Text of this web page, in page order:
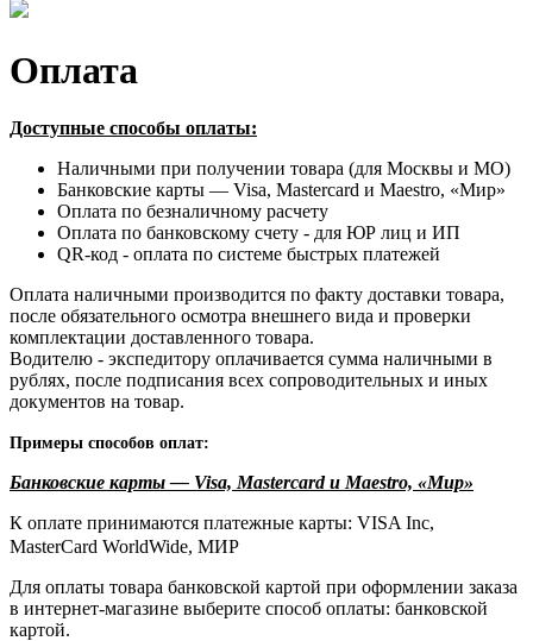
Оплата
Доступные способы оплаты:
Наличными при получении товара (для Москвы и МО)
Банковские карты — Visa, Mastercard и Maestro, «Мир»
Оплата по безналичному расчету
Оплата по банковскому счету - для ЮР лиц и ИП
QR-код - оплата по системе быстрых платежей
Оплата наличными производится по факту доставки товара,
после обязательного осмотра внешнего вида и проверки
комплектации доставленного товара.
Водителю - экспедитору оплачивается сумма наличными в
рублях, после подписания всех сопроводительных и иных
документов на товар.
Примеры способов оплат:
Банковские карты — Visa, Mastercard и Maestro, «Мир»
К оплате принимаются платежные карты: VISA Inc,
MasterCard WorldWide, МИР
Для оплаты товара банковской картой при оформлении заказа
в интернет-магазине выберите способ оплаты: банковской
картой.